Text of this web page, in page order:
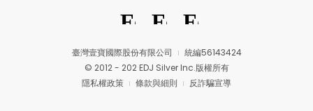
臺灣壹寶國際股份有限公司
統編56143424
© 2012 - 202 EDJ Silver Inc.版權所有
隱私權政策
條款與細則 反詐騙宣導